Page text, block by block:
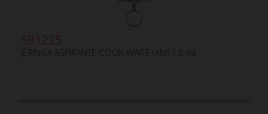
591225
JERINGA ASPIRANTE COOK-WAITE (AM) 1.8 ml